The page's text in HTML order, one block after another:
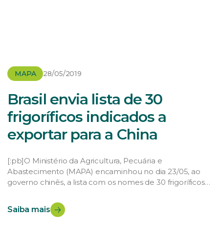
MAPA 28/05/2019
Brasil envia lista de 30
frigoríficos indicados a
exportar para a China
[:pb]O Ministério da Agricultura, Pecuária e
Abastecimento (MAPA) encaminhou no dia 23/05, ao
governo chinês, a lista com os nomes de 30 frigoríficos
foi feito pela ministra Tereza Cristina em entrevista à
imprensa de balanço da missão a Ásia. De acordo com
Saiba mais